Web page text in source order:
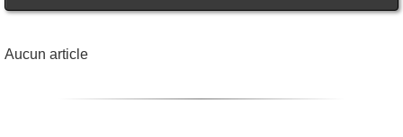
Aucun article